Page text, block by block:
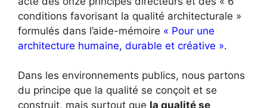
conditions favorisant la qualité architecturale »
formulés dans l’aide-mémoire « Pour une
architecture humaine, durable et créative ».
Dans les environnements publics, nous partons
du principe que la qualité se conçoit et se
construit, mais surtout que la qualité se